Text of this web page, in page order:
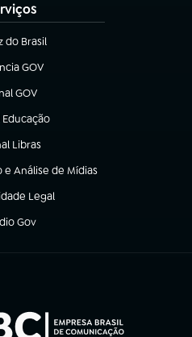
do Brasil
nova aba)
GOV
em nova aba)
GOV
em nova aba)
Educação
nova aba)
Libras
em nova aba)
Análise de Mídias
Legal
nova aba)
Gov
em nova aba)